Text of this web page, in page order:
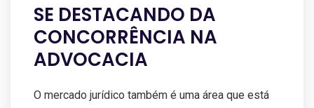
SE DESTACANDO DA
CONCORRÊNCIA NA
ADVOCACIA
O mercado jurídico também é uma área que está